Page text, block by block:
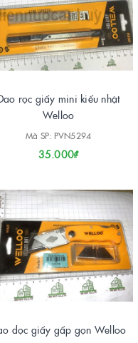
rọc giấy mini kiểu nhật
Welloo
Mã SP: PVN5294
35.000₫
dọc giấy gấp gọn Welloo